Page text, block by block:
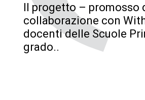
Il progetto – promosso
collaborazione con
docenti delle Scuole
grado..